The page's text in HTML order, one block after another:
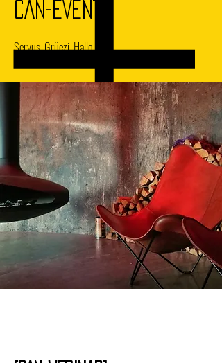
CAN-EVENT
Servus. Grüezi. Hallo ...